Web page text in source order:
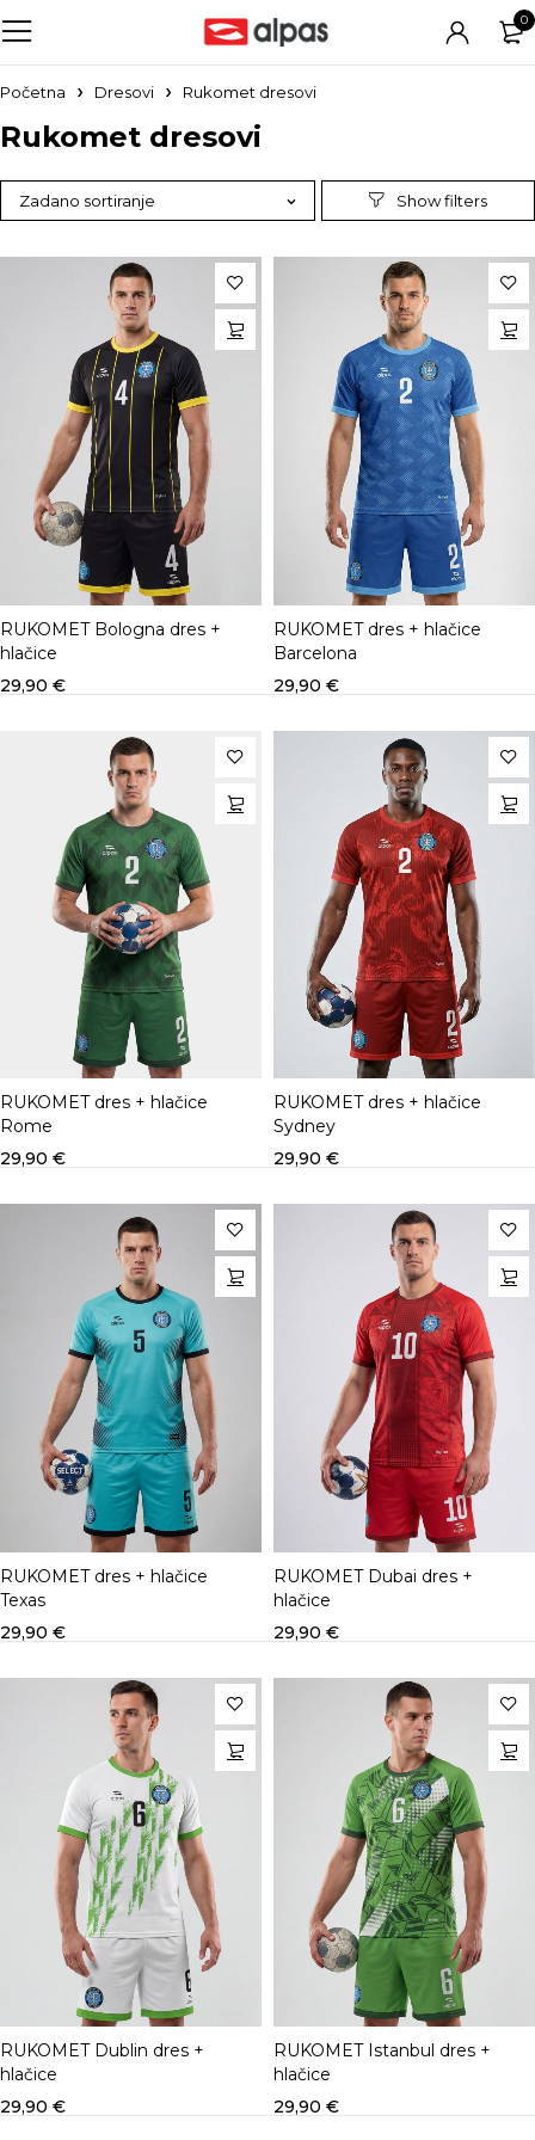
0
Početna Dresovi Rukomet dresovi
Rukomet dresovi
Zadano sortiranje
RUKOMET Bologna dres +
hlačice
29,90 €
RUKOMET dres + hlačice
Barcelona
29,90 €
RUKOMET dres + hlačice
Rome
29,90 €
RUKOMET dres + hlačice
Sydney
29,90 €
RUKOMET dres + hlačice
Texas
29,90 €
RUKOMET Dubai dres +
hlačice
29,90 €
RUKOMET Dublin dres +
hlačice
29,90 €
RUKOMET Istanbul dres +
hlačice
29,90 €